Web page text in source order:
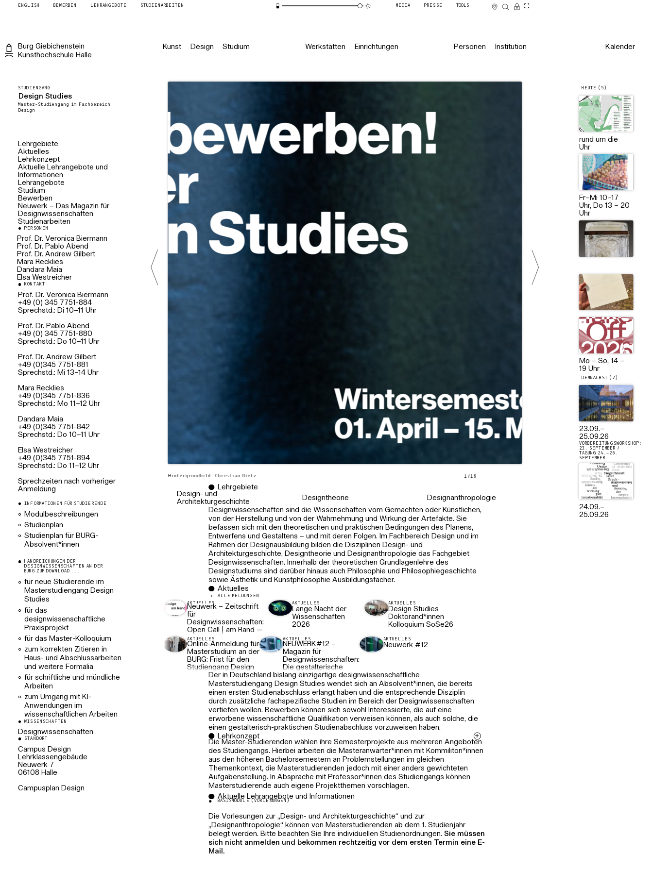
ENGLISH BEWERBEN LEHRANGEBOTE STUDIENARBEITEN MEDIA PRESSE TOOLS
Burg Giebichenstein
Kunsthochschule Halle
Kunst Design Studium Werkstätten Einrichtungen Personen Institution Kalender
1 /16
Hintergrundbild: Christian Dietz
Lehrgebiete
Design- und
Architekturgeschichte
Designtheorie
Designanthropologie
Designwissenschaften sind die Wissenschaften vom Gemachten oder Künstlichen,
von der Herstellung und von der Wahrnehmung und Wirkung der Artefakte. Sie
befassen sich mit den theoretischen und praktischen Bedingungen des Planens,
Entwerfens und Gestaltens – und mit deren Folgen. Im Fachbereich Design und im
Rahmen der Designausbildung bilden die Disziplinen Design- und
Architekturgeschichte, Designtheorie und Designanthropologie das Fachgebiet
Designwissenschaften. Innerhalb der theoretischen Grundlagenlehre des
Designstudiums sind darüber hinaus auch Philosophie und Philosophiegeschichte
sowie Ästhetik und Kunstphilosophie Ausbildungsfächer.
Aktuelles
ALLE MELDUNGEN
AKTUELLES
Neuwerk – Zeitschrift
für
Designwissenschaften:
Open Call | am Rand —
DEADLINE
VERLÄNGERT/DEADLINE
EXTENDED
AKTUELLES
Lange Nacht der
Wissenschaften
2026
AKTUELLES
Design Studies
Doktorand*innen
Kolloquium SoSe26
AKTUELLES
Online-Anmeldung für
Masterstudium an der
BURG: Frist für den
Studiengang Design
Studies verlängert
AKTUELLES
NEUWERK#12 –
Magazin für
Designwissenschaften:
Die gestalterische
Intervention
AKTUELLES
Neuwerk #12
Der in Deutschland bislang einzigartige designwissenschaftliche
Masterstudiengang Design Studies wendet sich an Absolvent*innen, die bereits
einen ersten Studienabschluss erlangt haben und die entsprechende Disziplin
durch zusätzliche fachspeziﬁsche Studien im Bereich der Designwissenschaften
vertiefen wollen. Bewerben können sich sowohl Interessierte, die auf eine
erworbene wissenschaftliche Qualiﬁkation verweisen können, als auch solche, die
einen gestalterisch-praktischen Studienabschluss vorzuweisen haben.
Lehrkonzept
Die Master-Studierenden wählen ihre Semesterprojekte aus mehreren Angeboten
des Studiengangs. Hierbei arbeiten die Masteranwärter*innen mit Kommiliton*innen
aus den höheren Bachelorsemestern an Problemstellungen im gleichen
Themenkontext, die Masterstudierenden jedoch mit einer anders gewichteten
Aufgabenstellung. In Absprache mit Professor*innen des Studiengangs können
Masterstudierende auch eigene Projektthemen vorschlagen.
Lern- und Qualifikationsziele MA Design Studies:
Qualifikationsziele zu erreichen werden von MA Studierenden neben der
verpflichtenden Präsentation in Referatsform (oder vergleichbar) eine zusätzliche,
schriftliche Hausarbeit erwartet. Sie umfasst in der Regel ein Volumen von bis zu 20
Seiten.
Aktuelle Lehrangebote und Informationen
BASISMODULE (VORLESUNGEN)
Die Vorlesungen zur „Design- und Architekturgeschichte“ und zur
„Designanthropologie“ können von Masterstudierenden ab dem 1. Studienjahr
belegt werden. Bitte beachten Sie Ihre individuellen Studienordnungen.Sie müssen
sich nicht anmelden und bekommen rechtzeitig vor dem ersten Termin eine E-
Mail.
HEUTE (5)
rund um die
Uhr
Fr–Mi 10–17
Uhr, Do 13 – 20
Uhr
Mo – So, 14 –
19 Uhr
DEMNÄCHST (2)
23.09.–
25.09.26
VORBEREITUNGSWORKSHOP:
23. SEPTEMBER /
TAGUNG 24.–26.
SEPTEMBER
24.09.–
25.09.26
STUDIENGANG
Design Studies
Master-Studiengang im Fachbereich
Design
Lehrgebiete
Aktuelles
Lehrkonzept
Aktuelle Lehrangebote und
Informationen
Lehrangebote
Studium
Bewerben
Neuwerk – Das Magazin für
Designwissenschaften
Studienarbeiten
PERSONEN
Prof. Dr. Veronica Biermann
Pro-rector of Science and
Research Professor of Design and
Architectural History
Prof. Dr. Pablo Abend
Professor für Designtheorie
Prof. Dr. Andrew Gilbert
Professor für Designanthropologie
Mara Recklies
Wissenschaftliche Mitarbeiterin
Designtheorie
Dandara Maia
Wissenschaftliche Mitarbeiterin
Designanthropologie
Elsa Westreicher
Wissenschaftliche Mitarbeiterin
Architekturgeschichte
KONTAKT
Prof. Dr. Veronica Biermann
+49 (0) 345 7751-884
Sprechstd.: Di 10–11 Uhr
Prof. Dr. Pablo Abend
+49 (0) 345 7751-880
Sprechstd.: Do 10–11 Uhr
Prof. Dr. Andrew Gilbert
+49 (0)345 7751-881
Sprechstd.: Mi 13–14 Uhr
Mara Recklies
+49 (0)345 7751-836
Sprechstd.: Mo 11–12 Uhr
Dandara Maia
+49 (0)345 7751-842
Sprechstd.: Do 10–11 Uhr
Elsa Westreicher
+49 (0)345 7751-894
Sprechstd.: Do 11–12 Uhr
Sprechzeiten nach vorheriger
Anmeldung
INFORMATIONEN FÜR STUDIERENDE
Modulbeschreibungen
Studienplan
Studienplan für BURG-
Absolvent*innen
HANDREICHUNGEN DER
DESIGNWISSENSCHAFTEN AN DER
BURG ZUM DOWNLOAD ...
für neue Studierende im
Masterstudiengang Design
Studies
für das
designwissenschaftliche
Praxisprojekt
für das Master-Kolloquium
zum korrekten Zitieren in
Haus- und Abschlussarbeiten
und weitere Formalia
für schriftliche und mündliche
Arbeiten
zum Umgang mit KI-
Anwendungen im
wissenschaftlichen Arbeiten
WISSENSCHAFTEN
Designwissenschaften
STANDORT
Campus Design
Lehrklassengebäude
Neuwerk 7
06108 Halle
Campusplan Design